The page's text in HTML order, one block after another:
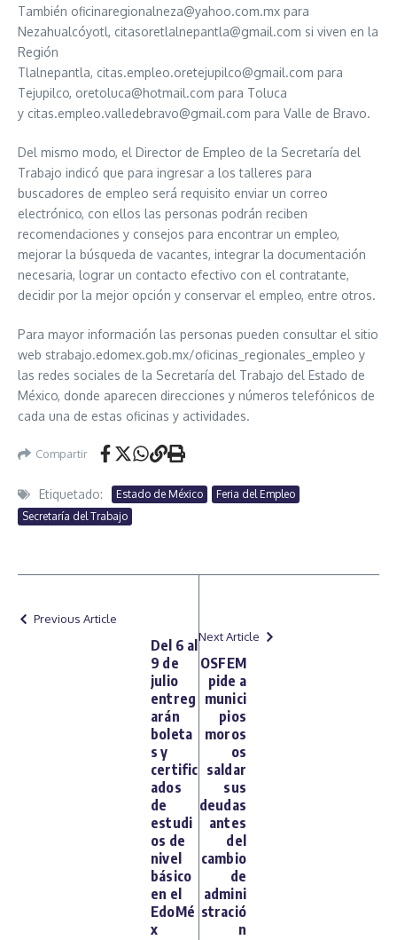
También oficinaregionalneza@yahoo.com.mx para
Nezahualcóyotl, citasoretlalnepantla@gmail.com si viven en la
Región
Tlalnepantla, citas.empleo.oretejupilco@gmail.com para
Tejupilco, oretoluca@hotmail.com para Toluca
y citas.empleo.valledebravo@gmail.com para Valle de Bravo.
Del mismo modo, el Director de Empleo de la Secretaría del
Trabajo indicó que para ingresar a los talleres para
buscadores de empleo será requisito enviar un correo
electrónico, con ellos las personas podrán reciben
recomendaciones y consejos para encontrar un empleo,
mejorar la búsqueda de vacantes, integrar la documentación
necesaria, lograr un contacto efectivo con el contratante,
decidir por la mejor opción y conservar el empleo, entre otros.
Para mayor información las personas pueden consultar el sitio
web strabajo.edomex.gob.mx/oficinas_regionales_empleo y
las redes sociales de la Secretaría del Trabajo del Estado de
México, donde aparecen direcciones y números telefónicos de
cada una de estas oficinas y actividades.
Compartir
Etiquetado: Estado de México
Feria del Empleo
Secretaría del Trabajo
Previous Article
Del 6 al
9 de
julio
entreg
arán
boleta
s y
certific
ados
de
estudi
os de
nivel
básico
en el
EdoMé
x
Next Article
OSFEM
pide a
munici
pios
moros
os
saldar
sus
deudas
antes
del
cambio
de
admini
stració
n